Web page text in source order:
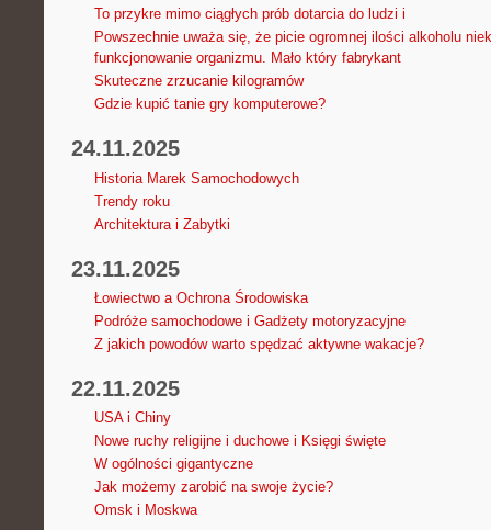
To przykre mimo ciągłych prób dotarcia do ludzi i
Powszechnie uważa się, że picie ogromnej ilości alkoholu
funkcjonowanie organizmu. Mało który fabrykant
Skuteczne zrzucanie kilogramów
Gdzie kupić tanie gry komputerowe?
24.11.2025
Historia Marek Samochodowych
Trendy roku
Architektura i Zabytki
23.11.2025
Łowiectwo a Ochrona Środowiska
Podróże samochodowe i Gadżety motoryzacyjne
Z jakich powodów warto spędzać aktywne wakacje?
22.11.2025
USA i Chiny
Nowe ruchy religijne i duchowe i Księgi święte
W ogólności gigantyczne
Jak możemy zarobić na swoje życie?
Omsk i Moskwa